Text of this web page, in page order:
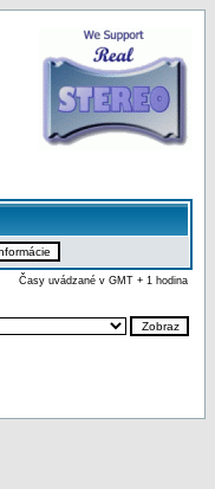
Časy uvádzané v GMT + 1 hodina